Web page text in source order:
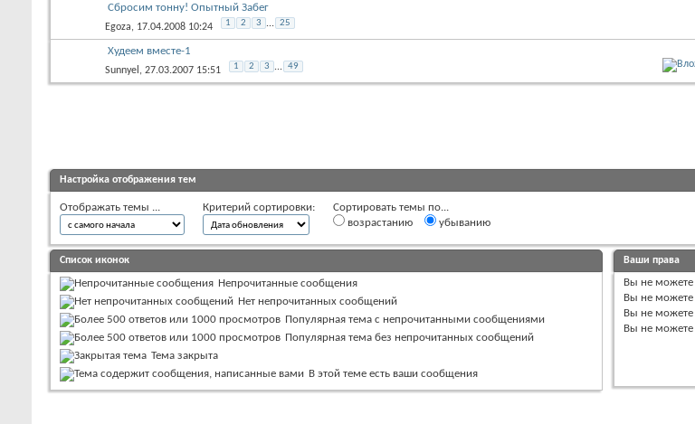
Сбросим тонну! Опытный Забег
Egoza, 17.04.2008 10:24 1 2 3 ... 25
Худеем вместе-1
Sunnyel , 27.03.2007 15:51 1 2 3 ... 49
Настройка отображения тем
Отображать темы ... Критерий сортировки:
Сортировать темы по...
возрастанию
убыванию
Список иконок
Непрочитанные сообщения
Нет непрочитанных сообщений
Популярная тема с непрочитанными сообщениями
Популярная тема без непрочитанных сообщений
Тема закрыта
В этой теме есть ваши сообщения
Ваши права
Вы не можете
Вы не можете
Вы не можете
Вы не можете